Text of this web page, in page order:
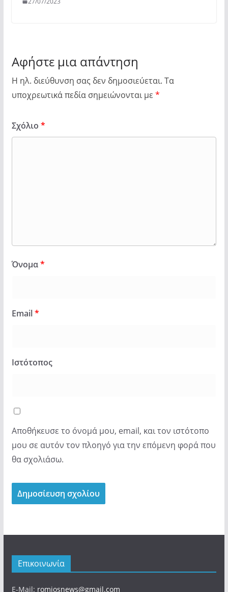
Αφήστε μια απάντηση
Η ηλ. διεύθυνση σας δεν δημοσιεύεται. Τα
υποχρεωτικά πεδία σημειώνονται με *
Σχόλιο *
Όνομα*
Email*
Ιστότοπος
Αποθήκευσε το όνομά μου, email, και τον ιστότοπο
μου σε αυτόν τον πλοηγό για την επόμενη φορά που
θα σχολιάσω.
Επικοινωνία
E-Mail: romiosnews@gmail.com